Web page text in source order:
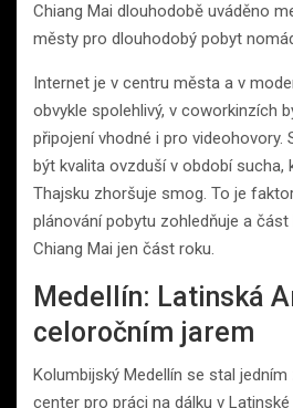
Chiang Mai dlouhodobě uváděno
městy pro dlouhodobý pobyt
Internet je v centru města a v
obvykle spolehlivý, v coworkinzích
připojení vhodné i pro videohovory.
být kvalita ovzduší v období sucha,
Thajsku zhoršuje smog. To je
plánování pobytu zohledňuje a
Chiang Mai jen část roku.
Medellín: Latinská
celoročním jarem
Kolumbijský Medellín se stal
center pro práci na dálku v